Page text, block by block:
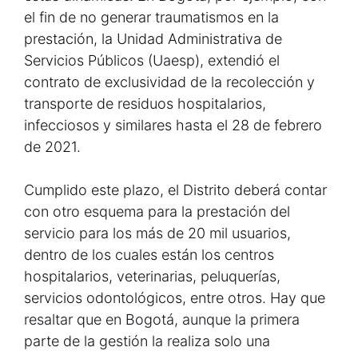
el fin de no generar traumatismos en la
prestación, la Unidad Administrativa de
Servicios Públicos (Uaesp), extendió el
contrato de exclusividad de la recolección y
transporte de residuos hospitalarios,
infecciosos y similares hasta el 28 de febrero
de 2021.
Cumplido este plazo, el Distrito deberá contar
con otro esquema para la prestación del
servicio para los más de 20 mil usuarios,
dentro de los cuales están los centros
hospitalarios, veterinarias, peluquerías,
servicios odontológicos, entre otros. Hay que
resaltar que en Bogotá, aunque la primera
parte de la gestión la realiza solo una